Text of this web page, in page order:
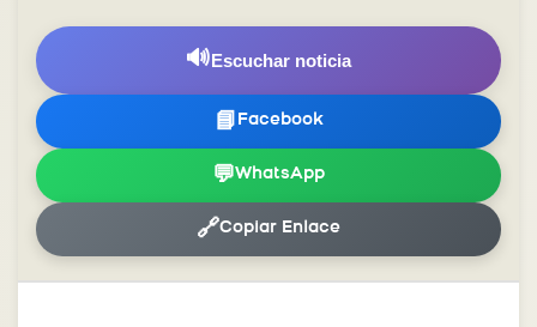
🔊Escuchar noticia
📘 Facebook
💬WhatsApp
🔗Copiar Enlace